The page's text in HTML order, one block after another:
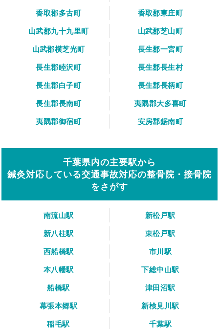
香取郡多古町
香取郡東庄町
山武郡九十九里町
山武郡芝山町
山武郡横芝光町
長生郡一宮町
長生郡睦沢町
長生郡長生村
長生郡白子町
長生郡長柄町
長生郡長南町
夷隅郡大多喜町
夷隅郡御宿町
安房郡鋸南町
千葉県内の主要駅から
鍼灸対応している交通事故対応の整骨院・接骨院
をさがす
南流山駅
新松戸駅
新八柱駅
東松戸駅
西船橋駅
市川駅
本八幡駅
下総中山駅
船橋駅
津田沼駅
幕張本郷駅
新検見川駅
稲毛駅
千葉駅